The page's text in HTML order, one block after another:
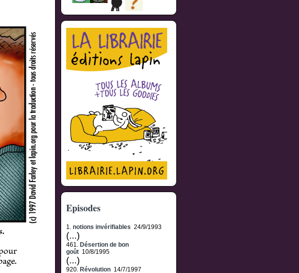
Episodes
1. notions invérifiables 24/9/1993
(...)
461. Désertion de bon
goût 10/8/1995
(...)
920. Révolution 14/7/1997